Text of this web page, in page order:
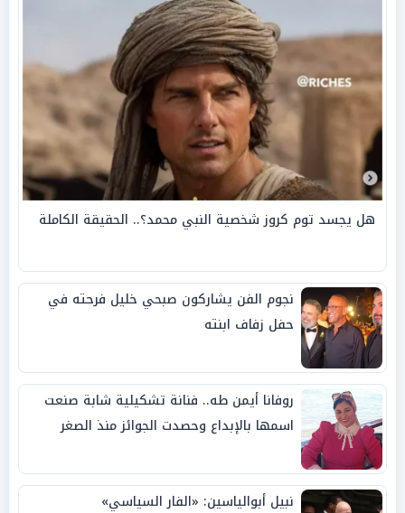
هل يجسد توم كروز شخصية النبي محمد؟.. الحقيقة الكاملة
نجوم الفن يشاركون صبحي خليل فرحته في
حفل زفاف ابنته
روفانا أيمن طه.. فنانة تشكيلية شابة صنعت
اسمها بالإبداع وحصدت الجوائز منذ الصغر
نبيل أبوالياسين: «الفار السياسي»